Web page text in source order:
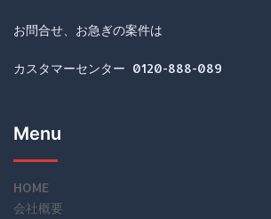
お問合せ、お急ぎの案件は
カスタマーセンター 0120-888-089
Menu
HOME
会社概要